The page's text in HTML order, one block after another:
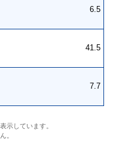
6.5
41.5
7.7
示しています。
。